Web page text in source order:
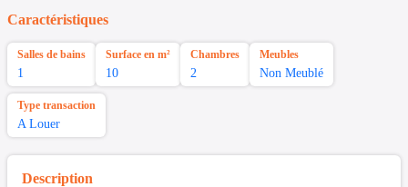
Caractéristiques
Salles de bains
1
Surface en m²
10
Chambres
2
Meubles
Non Meublé
Type transaction
A Louer
Description